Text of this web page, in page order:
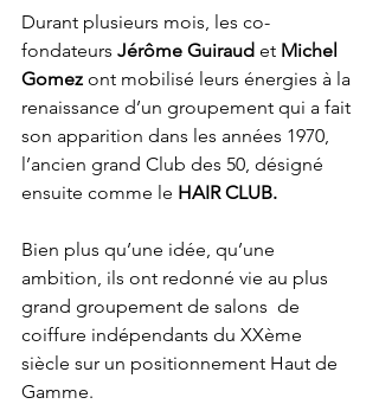
Durant plusieurs mois, les co-
fondateurs Jérôme Guiraud et Michel
Gomez ont mobilisé leurs énergies à la
renaissance d’un groupement qui a fait
son apparition dans les années 1970,
l’ancien grand Club des 50, désigné
ensuite comme le HAIR CLUB.
Bien plus qu’une idée, qu’une
ambition, ils ont redonné vie au plus
grand groupement de salons  de
coiffure indépendants du XXème
siècle sur un positionnement Haut de
Gamme.